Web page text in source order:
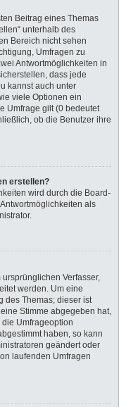
Beitrag eines Themas
unterhalb des
Bereich nicht sehen
Umfragen zu
Antwortmöglichkeiten in
dass jede
kannst auch unter
viele Optionen ein
Umfrage gilt (0 bedeutet
ob die Benutzer ihre
erstellen?
wird durch die Board-
als
Verfasser,
werden. Um eine
des Themas; dieser ist
Stimme abgegeben hat,
Umfrageoption
haben, so kann
geändert oder
laufenden Umfragen